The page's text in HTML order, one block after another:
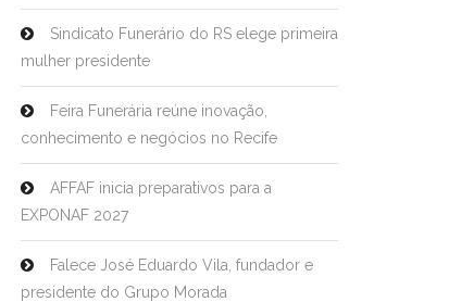
Sindicato Funerário do RS elege primeira
mulher presidente
Feira Funerária reúne inovação,
conhecimento e negócios no Recife
AFFAF inicia preparativos para a
EXPONAF 2027
Falece José Eduardo Vila, fundador e
presidente do Grupo Morada